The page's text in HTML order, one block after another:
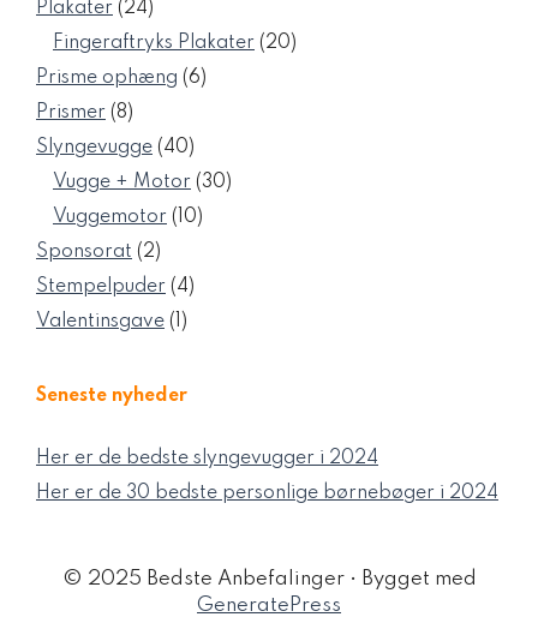
Plakater 2424
varer
Fingeraftryks Plakater 2020
Prisme ophæng 66
Prismer 88
varer
Slyngevugge 4040
varer
Vugge + Motor 3030
Vuggemotor 1010
Sponsorat 22
varer
Stempelpuder 44
Valentinsgave
1
Seneste nyheder
Her er de bedste slyngevugger i 2024
Her er de 30 bedste personlige børnebøger i 2024
© 2025 Bedste Anbefalinger• Bygget med
GeneratePress